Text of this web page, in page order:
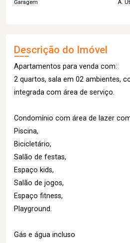
Garagem A.
Descrição do Imóvel
Apartamentos para venda com:
2 quartos, sala em 02 ambientes,
integrada com área de serviço.
Condomínio com área de lazer
Piscina,
Bicicletário,
Salão de festas,
Espaço kids,
Salão de jogos,
Espaço fitness,
Playground.
Gás e água incluso